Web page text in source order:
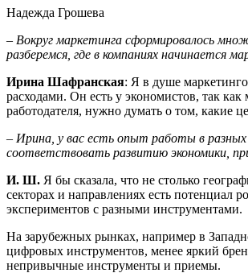
Надежда Грошева
– Вокруг маркетинга сформировалось
разберемся, где в компаниях начинается
Ирина Шафранская: Я в душе
расходами. Он есть у экономистов, так
работодателя, нужно думать о том, какие
– Ирина, у вас есть опыт работы в
соответствовать развитию экономики,
И. Ш. Я бы сказала, что не столько
секторах и направлениях есть потенциал
экспериментов с разными инструментами.
На зарубежных рынках, например в
цифровых инструментов, менее яркий
непривычные инструменты и приемы.